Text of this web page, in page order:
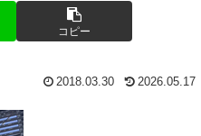
コピー
2018.03.30 2026.05.17